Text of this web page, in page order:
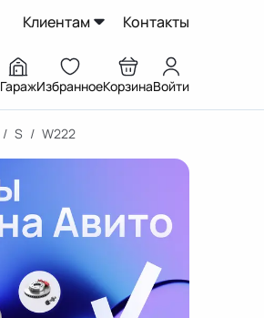
Клиентам Контакты
ГаражИзбранноеКорзинаВойти
/ S / W222